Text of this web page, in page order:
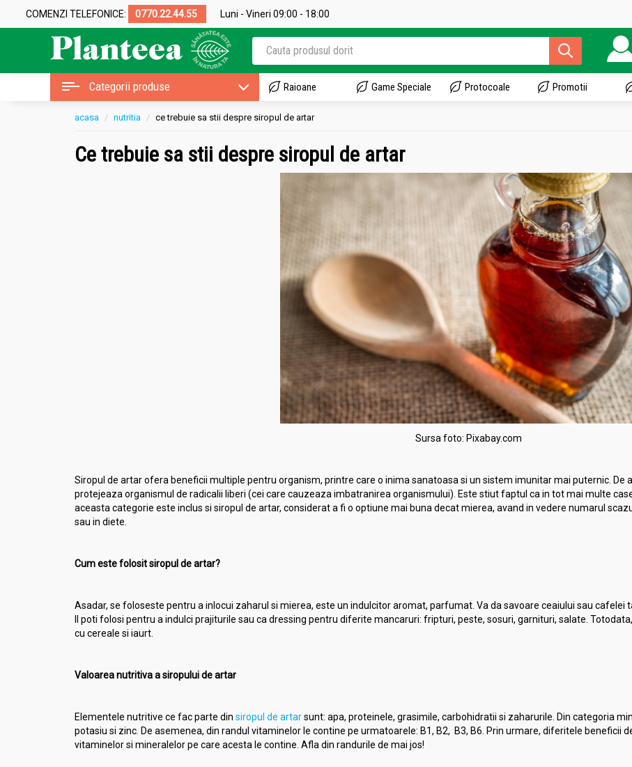
COMENZI TELEFONICE: 0770.22.44.55 Luni - Vineri 09:00 - 18:00
Categorii produse Raioane Game Speciale Protocoale Promotii
acasa nutritia ce trebuie sa stii despre siropul de artar
Ce trebuie sa stii despre siropul de artar
Sursa foto: Pixabay.com
Siropul de artar ofera beneficii multiple pentru organism, printre care o inima sanatoasa si un sistem imunitar mai puternic. De
protejeaza organismul de radicalii liberi (cei care cauzeaza imbatranirea organismului). Este stiut faptul ca in tot mai multe
aceasta categorie este inclus si siropul de artar, considerat a fi o optiune mai buna decat mierea, avand in vedere numarul
sau in diete.
Cum este folosit siropul de artar?
Asadar, se foloseste pentru a inlocui zaharul si mierea, este un indulcitor aromat, parfumat. Va da savoare ceaiului sau cafelei
Il poti folosi pentru a indulci prajiturile sau ca dressing pentru diferite mancaruri: fripturi, peste, sosuri, garnituri, salate.
cu cereale si iaurt.
Valoarea nutritiva a siropului de artar
Elementele nutritive ce fac parte din siropul de artarsunt: apa, proteinele, grasimile, carbohidratii si zaharurile. Din categoria
potasiu si zinc. De asemenea, din randul vitaminelor le contine pe urmatoarele: B1, B2, B3, B6. Prin urmare, diferitele beneficii
vitaminelor si mineralelor pe care acesta le contine. Afla din randurile de mai jos!